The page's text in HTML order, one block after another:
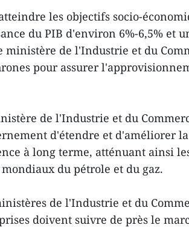
les objectifs socio-
du PIB d'environ 6%-6,5% et
ministère de l'Industrie et du
pour assurer
de l'Industrie et du
d'étendre et d'améliorer
à long terme, atténuant ainsi
mondiaux du pétrole et du gaz.
de l'Industrie et du
doivent suivre de près le